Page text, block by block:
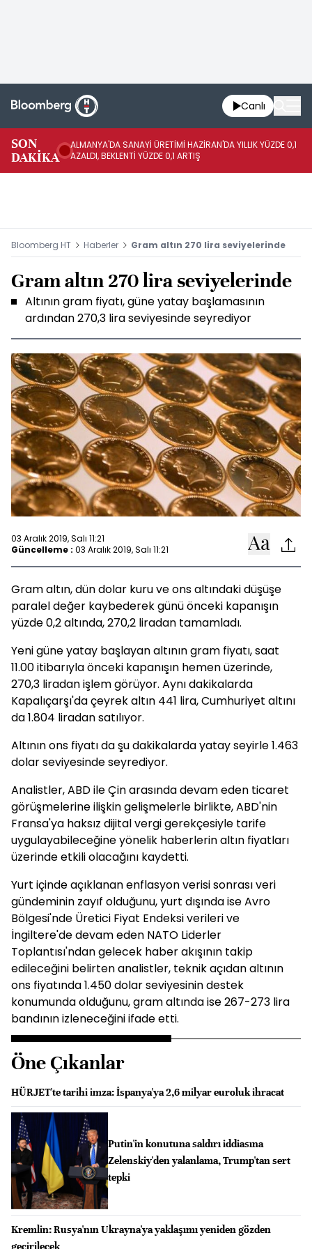
Canlı
SON
DAKİKA
ALMANYA'DA SANAYİ ÜRETİMİ HAZİRAN'DA YILLIK YÜZDE 0,1
AZALDI, BEKLENTİ YÜZDE 0,1 ARTIŞ
Bloomberg HT Haberler Gram altın 270 lira seviyelerinde
Gram altın 270 lira seviyelerinde
Altının gram fiyatı, güne yatay başlamasının
ardından 270,3 lira seviyesinde seyrediyor
03 Aralık 2019, Salı 11:21
Güncelleme : 03 Aralık 2019, Salı 11:21
Gram altın, dün dolar kuru ve ons altındaki düşüşe
paralel değer kaybederek günü önceki kapanışın
yüzde 0,2 altında, 270,2 liradan tamamladı.
Yeni güne yatay başlayan altının gram fiyatı, saat
11.00 itibarıyla önceki kapanışın hemen üzerinde,
270,3 liradan işlem görüyor. Aynı dakikalarda
Kapalıçarşı'da çeyrek altın 441 lira, Cumhuriyet altını
da 1.804 liradan satılıyor.
Altının ons fiyatı da şu dakikalarda yatay seyirle 1.463
dolar seviyesinde seyrediyor.
Analistler, ABD ile Çin arasında devam eden ticaret
görüşmelerine ilişkin gelişmelerle birlikte, ABD'nin
Fransa'ya haksız dijital vergi gerekçesiyle tarife
uygulayabileceğine yönelik haberlerin altın fiyatları
üzerinde etkili olacağını kaydetti.
Yurt içinde açıklanan enflasyon verisi sonrası veri
gündeminin zayıf olduğunu, yurt dışında ise Avro
Bölgesi'nde Üretici Fiyat Endeksi verileri ve
İngiltere'de devam eden NATO Liderler
Toplantısı'ndan gelecek haber akışının takip
edileceğini belirten analistler, teknik açıdan altının
ons fiyatında 1.450 dolar seviyesinin destek
konumunda olduğunu, gram altında ise 267-273 lira
bandının izleneceğini ifade etti.
Öne Çıkanlar
HÜRJET'te tarihi imza: İspanya'ya 2,6 milyar euroluk ihracat
Putin'in konutuna saldırı iddiasına
Zelenskiy'den yalanlama, Trump'tan sert
tepki
Kremlin: Rusya'nın Ukrayna'ya yaklaşımı yeniden gözden
geçirilecek